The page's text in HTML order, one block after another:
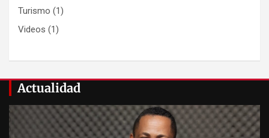
Turismo (1)
Videos (1)
Actualidad